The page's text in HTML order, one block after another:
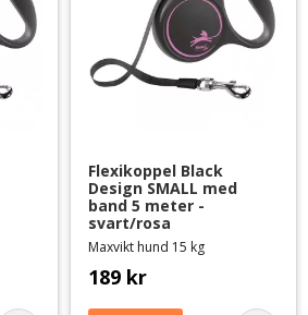
Flexikoppel Black
Design SMALL med
band 5 meter -
svart/rosa
Maxvikt hund 15 kg
189 kr